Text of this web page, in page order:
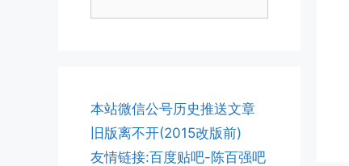
本站微信公号历史推送文章
旧版离不开(2015改版前)
友情链接:百度贴吧-陈百强吧